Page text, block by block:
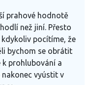
prahové hodnotě
než jiní. Přesto
pocítíme, že
bychom se obrátit
k prohlubování a
vyústit v